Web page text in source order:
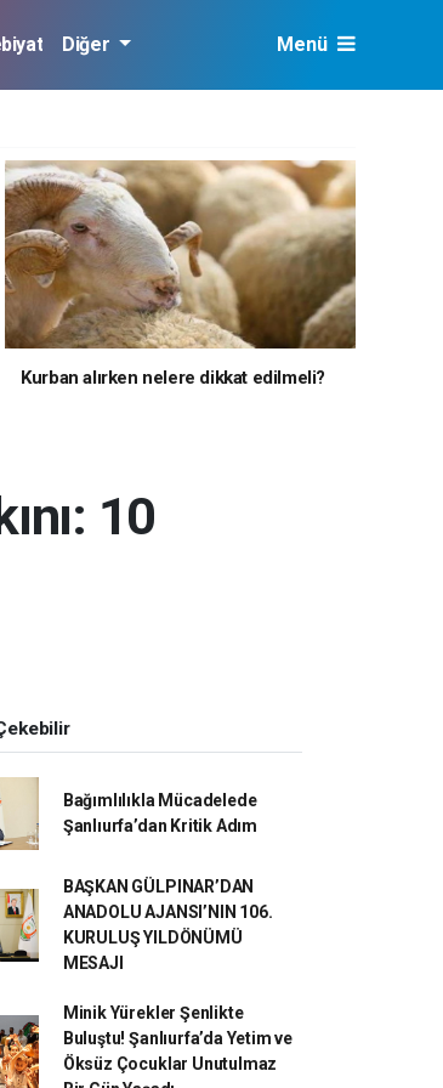
Diğer Menü
Kurban alırken nelere dikkat edilmeli?
10
Bağımlılıkla Mücadelede
Şanlıurfa’dan Kritik Adım
BAŞKAN GÜLPINAR’DAN
ANADOLU AJANSI’NIN 106.
KURULUŞ YILDÖNÜMÜ
MESAJI
Minik Yürekler Şenlikte
Buluştu! Şanlıurfa’da Yetim ve
Öksüz Çocuklar Unutulmaz